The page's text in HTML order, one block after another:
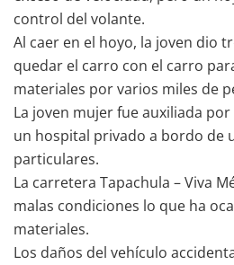
control del volante.
Al caer en el hoyo, la joven dio
quedar el carro con el carro
materiales por varios miles de
La joven mujer fue auxiliada
un hospital privado a bordo de
particulares.
La carretera Tapachula – Viva
malas condiciones lo que ha
materiales.
Los daños del vehículo